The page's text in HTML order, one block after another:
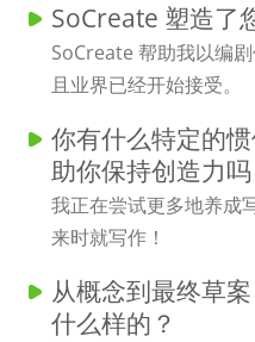
SoCreate 塑造了
SoCreate 帮助我以编
且业界已经开始接受。
你有什么特定的
助你保持创造力吗
我正在尝试更多地养成
来时就写作！
从概念到最终草
什么样的？